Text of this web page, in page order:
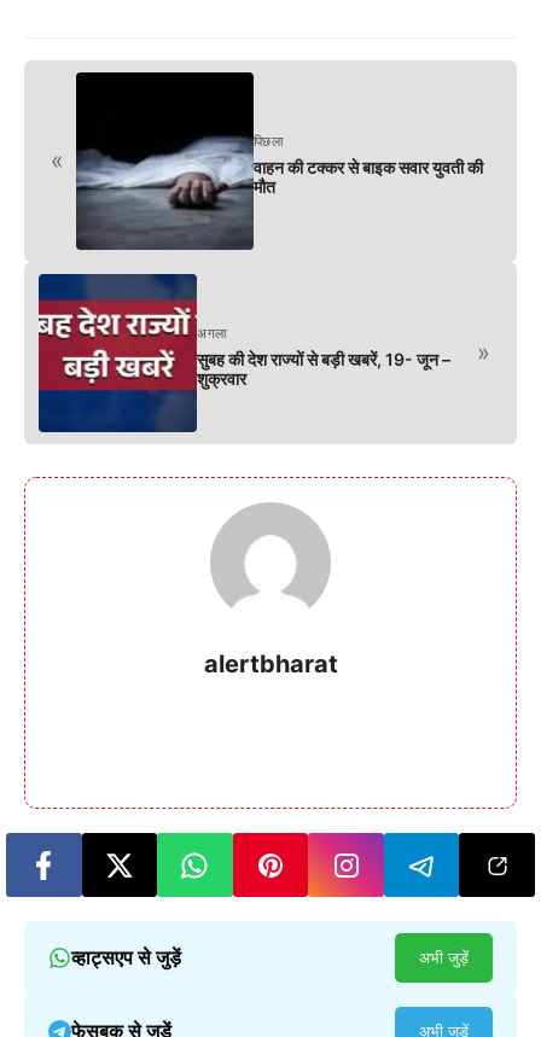
«
पिछला
वाहन की टक्कर से बाइक सवार युवती की
मौत
अगला
सुबह की देश राज्यों से बड़ी खबरें, 19- जून –
शुक्रवार
»
alertbharat
व्हाट्सएप से जुड़ें अभी जुड़ें
फेसबुक से जुड़ें अभी जुड़ें